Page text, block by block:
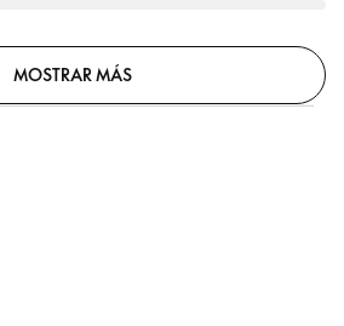
MOSTRAR MÁS